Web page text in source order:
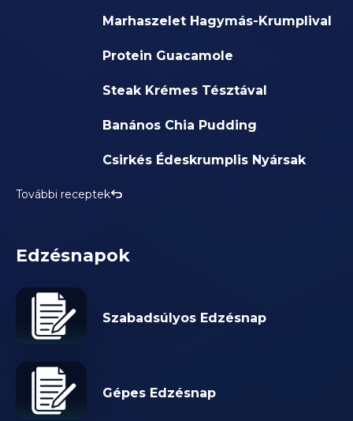
Marhaszelet Hagymás-Krumplival
Protein Guacamole
Steak Krémes Tésztával
Banános Chia Pudding
Csirkés Édeskrumplis Nyársak
További receptek
Edzésnapok
Szabadsúlyos Edzésnap
Gépes Edzésnap